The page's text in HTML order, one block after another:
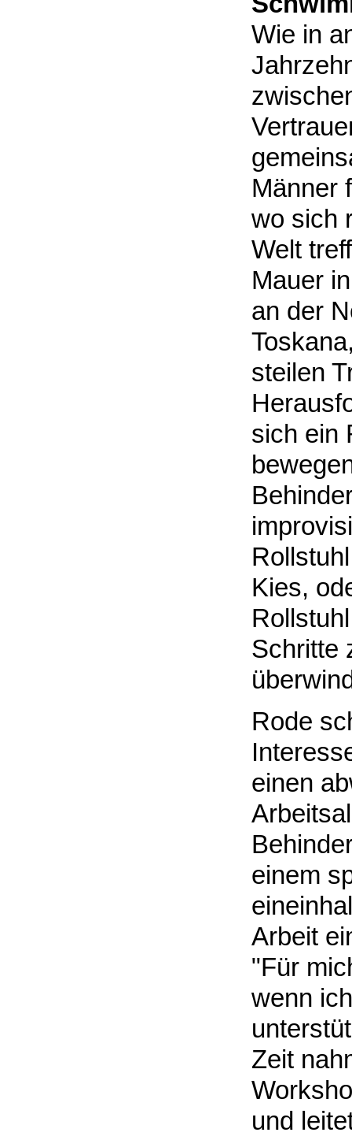
Wie in
Männer
wo sich
Welt
Mauer
an der
steilen
sich ein
Kies,
Schritte
Rode
einen
einem
Arbeit
"Für
wenn
Zeit
und